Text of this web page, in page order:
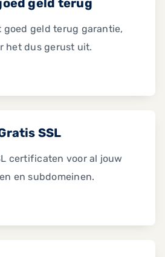
geld terug
goed geld terug garantie,
het dus gerust uit.
SSL
certificaten voor al jouw
en subdomeinen.